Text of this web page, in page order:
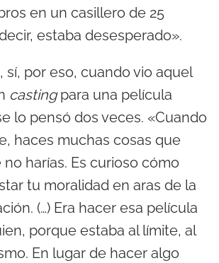
en un casillero de 25
estaba desesperado».
sí, por eso, cuando vio aquel
castingpara una película
lo pensó dos veces. «Cuando
haces muchas cosas que
harías. Es curioso cómo
tu moralidad en aras de la
(…) Era hacer esa película
porque estaba al límite, al
En lugar de hacer algo